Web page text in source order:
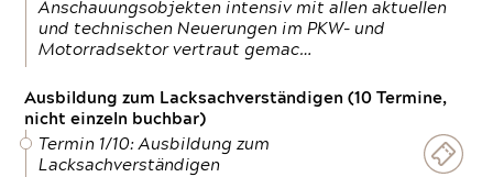
Anschauungsobjekten intensiv mit allen aktuellen
und technischen Neuerungen im PKW- und
Motorradsektor vertraut gemac…
Ausbildung zum Lacksachverständigen (10 Termine,
nicht einzeln buchbar)
Termin 1/10: Ausbildung zum
Lacksachverständigen